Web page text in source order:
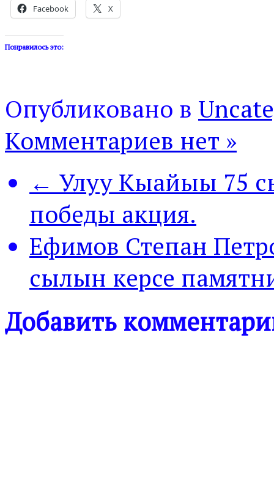
Facebook X
Понравилось это:
Опубликовано в
Комментариев нет »
← Улуу Кыайыы 75
победы акция.
Ефимов Степан
сылын керсе
Добавить